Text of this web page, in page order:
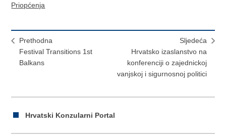
Priopćenja
Prethodna
Festival Transitions 1st
Balkans
Sljedeća
Hrvatsko izaslanstvo na
konferenciji o zajednickoj
vanjskoj i sigurnosnoj politici
Hrvatski Konzularni Portal